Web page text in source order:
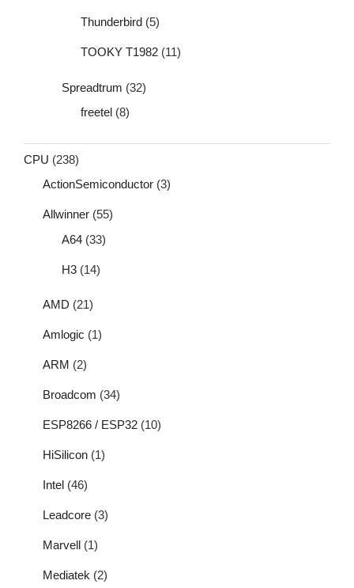
Thunderbird (5)
TOOKY T1982 (11)
Spreadtrum (32)
freetel (8)
CPU (238)
ActionSemiconductor (3)
Allwinner (55)
A64 (33)
H3 (14)
AMD (21)
Amlogic (1)
ARM (2)
Broadcom (34)
ESP8266 / ESP32 (10)
HiSilicon (1)
Intel (46)
Leadcore (3)
Marvell (1)
Mediatek (2)